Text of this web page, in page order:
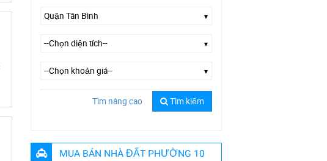
Tìm nâng cao Tìm kiếm
MUA BÁN NHÀ ĐẤT PHƯỜNG 10